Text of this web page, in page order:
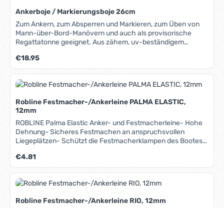
Ankerboje / Markierungsboje 26cm
Zum Ankern, zum Absperren und Markieren, zum Üben von
Mann-über-Bord-Manövern und auch als provisorische
Regattatonne geeignet. Aus zähem, uv-beständigem
Regulärer Preis:
€18.95
Robline Festmacher-/Ankerleine PALMA ELASTIC,
12mm
ROBLINE Palma Elastic Anker- und Festmacherleine- Hohe
Dehnung- Sicheres Festmachen an anspruchsvollen
Liegeplätzen- Schützt die Festmacherklampen des Bootes
besten geeignet für Liegeplätze, an denen eine hohe
Bruchlast und Dehnung erforderlich ist.
Regulärer Preis:
€4.81
Robline Festmacher-/Ankerleine RIO, 12mm